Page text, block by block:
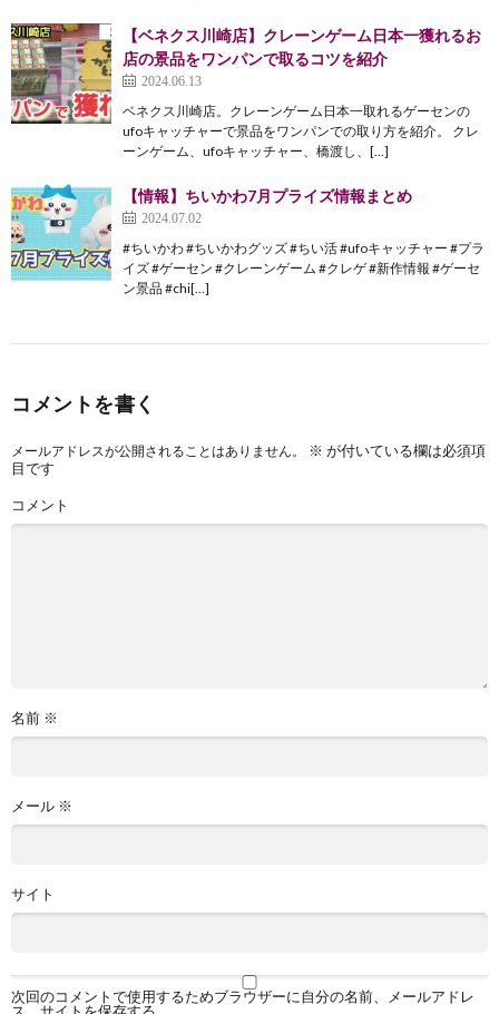
【ベネクス川崎店】クレーンゲーム日本一獲れるお
店の景品をワンパンで取るコツを紹介
2024.06.13
ベネクス川崎店。クレーンゲーム日本一取れるゲーセンの
ufoキャッチャーで景品をワンパンでの取り方を紹介。 クレ
ーンゲーム、ufoキャッチャー、橋渡し、[…]
【情報】ちいかわ7月プライズ情報まとめ
2024.07.02
#ちいかわ #ちいかわグッズ #ちい活 #ufoキャッチャー #プラ
イズ #ゲーセン #クレーンゲーム #クレゲ #新作情報 #ゲーセ
ン景品 #chi[…]
コメントを書く
メールアドレスが公開されることはありません。 ※ が付いている欄は必須項
目です
コメント
名前 ※
メール ※
サイト
次回のコメントで使用するためブラウザーに自分の名前、メールアドレ
ス、サイトを保存する。